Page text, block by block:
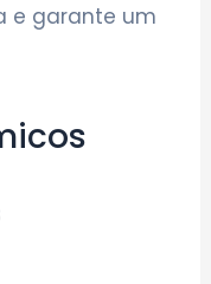
e garante um